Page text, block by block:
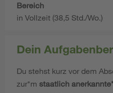
Bereich
in Vollzeit (38,5 Std./Wo.)
Dein
Du stehst kurz vor dem
zur*m staatlich